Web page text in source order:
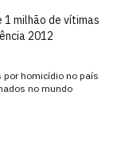
1 milhão de vítimas
2012
por homicídio no país
no mundo